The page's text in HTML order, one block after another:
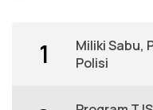
1
Miliki Sabu,
Polisi